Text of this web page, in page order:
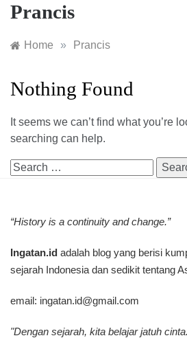
Prancis
Home » Prancis
Nothing Found
It seems we can’t find what you’re
searching can help.
Search
“History is a continuity and change.”
Ingatan.id adalah blog yang berisi
sejarah Indonesia dan sedikit tentang
email: ingatan.id@gmail.com
"Dengan sejarah, kita belajar jatuh